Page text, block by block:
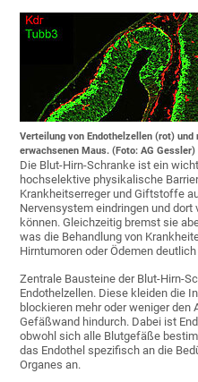
Verteilung von Endothelzellen (rot)
erwachsenen Maus. (Foto: AG Gessler)
Die Blut-Hirn-Schranke ist ein
hochselektive physikalische
Krankheitserreger und Giftstoffe
Nervensystem eindringen und
können. Gleichzeitig bremst sie
was die Behandlung von
Hirntumoren oder Ödemen
Zentrale Bausteine der Blut-Hirn-
Endothelzellen. Diese kleiden die
blockieren mehr oder weniger
Gefäßwand hindurch. Dabei ist
obwohl sich alle Blutgefäße
das Endothel spezifisch an die
Organes an.